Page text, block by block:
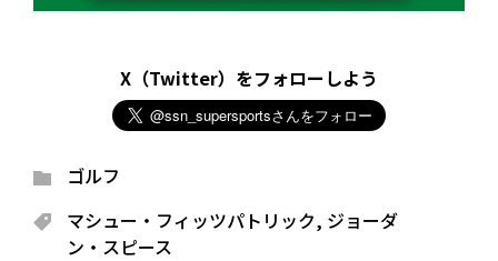
X（Twitter）をフォローしよう
ゴルフ
マシュー・フィッツパトリック, ジョーダ
ン・スピース